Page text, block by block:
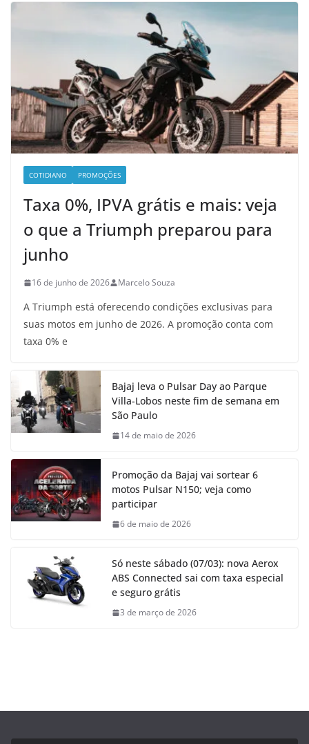
COTIDIANO PROMOÇÕES
Taxa 0%, IPVA grátis e mais: veja
o que a Triumph preparou para
junho
16 de junho de 2026 Marcelo Souza
A Triumph está oferecendo condições exclusivas para
suas motos em junho de 2026. A promoção conta com
taxa 0% e
Bajaj leva o Pulsar Day ao Parque
Villa-Lobos neste fim de semana em
São Paulo
14 de maio de 2026
Promoção da Bajaj vai sortear 6
motos Pulsar N150; veja como
participar
6 de maio de 2026
Só neste sábado (07/03): nova Aerox
ABS Connected sai com taxa especial
e seguro grátis
3 de março de 2026